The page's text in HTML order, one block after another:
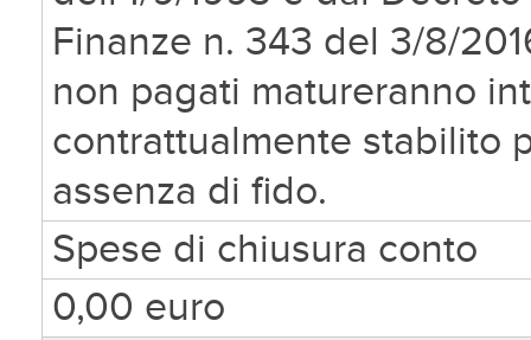
Finanze n. 343 del 3/8/
non pagati matureranno
contrattualmente stabilito
assenza di fido.
Spese di chiusura conto
0,00 euro